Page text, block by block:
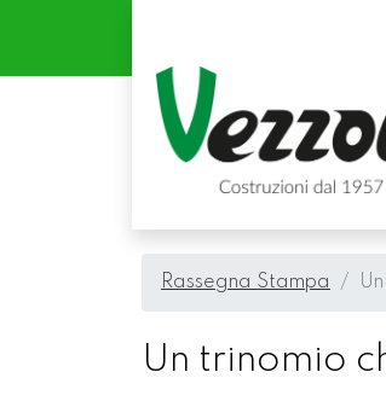
Rassegna Stampa
Un trinomio